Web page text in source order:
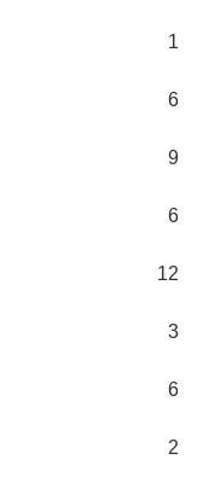
1
6
9
6
12
3
6
2